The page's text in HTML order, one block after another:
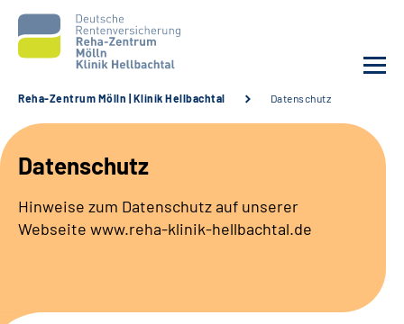
Unsere Klinik
Unsere Angebote
Service
Reha-Zentrum Mölln | Klinik Hellbachtal Datenschutz
Datenschutz
Hinweise zum Datenschutz auf unserer
Webseite www.reha-klinik-hellbachtal.de